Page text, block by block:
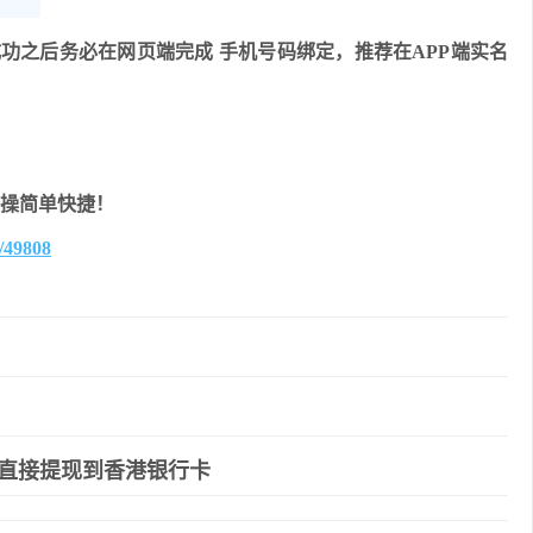
之后务必在网页端完成 手机号码绑定，推荐在APP端实名
简单快捷！
提现到香港银行卡